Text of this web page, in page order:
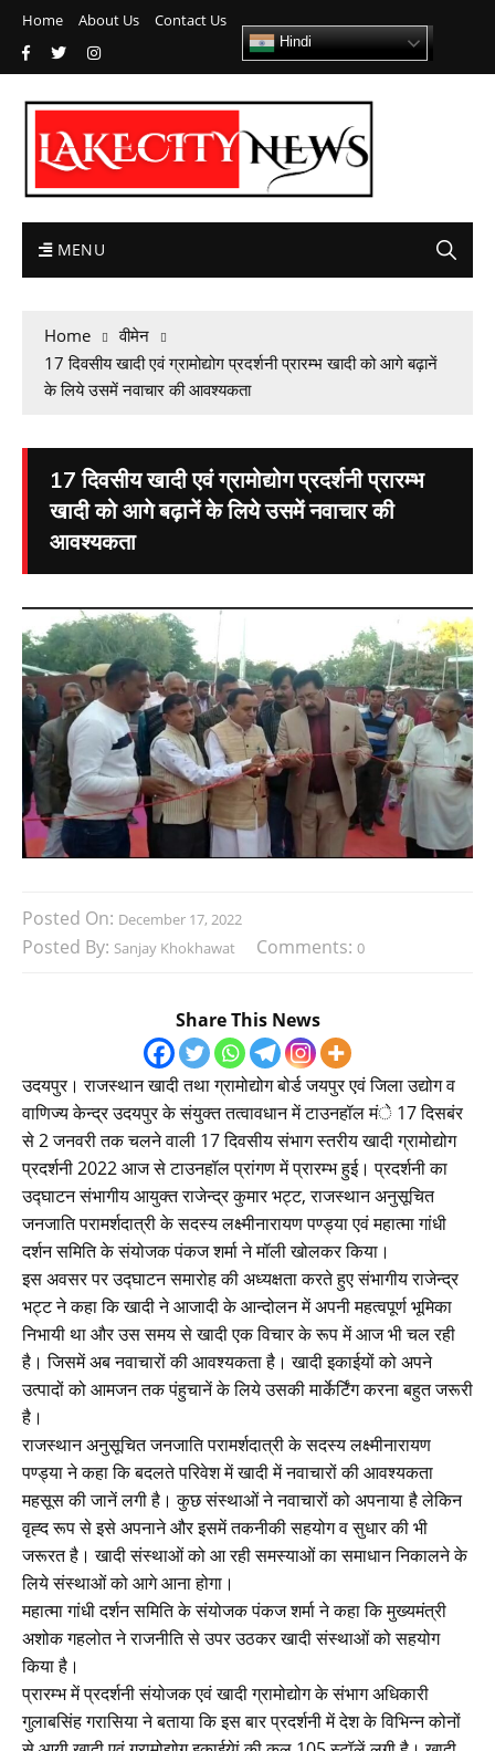
Home About Us Contact Us
Hindi
MENU
Home
वीमेन
17 दिवसीय खादी एवं ग्रामोद्योग प्रदर्शनी प्रारम्भ खादी को आगे बढ़ानें
के लिये उसमें नवाचार की आवश्यकता
17 दिवसीय खादी एवं ग्रामोद्योग प्रदर्शनी प्रारम्भ
खादी को आगे बढ़ानें के लिये उसमें नवाचार की
आवश्यकता
Posted On: December 17, 2022
Posted By: Sanjay Khokhawat Comments: 0
Share This News
उदयपुर। राजस्थान खादी तथा ग्रामोद्योग बोर्ड जयपुर एवं जिला उद्योग व
वाणिज्य केन्द्र उदयपुर के संयुक्त तत्वावधान में टाउनहॉल मंे 17 दिसबंर
से 2 जनवरी तक चलने वाली 17 दिवसीय संभाग स्तरीय खादी ग्रामोद्योग
प्रदर्शनी 2022 आज से टाउनहॉल प्रांगण में प्रारम्भ हुई। प्रदर्शनी का
उद्घाटन संभागीय आयुक्त राजेन्द्र कुमार भट्ट, राजस्थान अनुसूचित
जनजाति परामर्शदात्री के सदस्य लक्ष्मीनारायण पण्ड्या एवं महात्मा गांधी
दर्शन समिति के संयोजक पंकज शर्मा ने मॉली खोलकर किया।
इस अवसर पर उद्घाटन समारोह की अध्यक्षता करते हुए संभागीय राजेन्द्र
भट्ट ने कहा कि खादी ने आजादी के आन्दोलन में अपनी महत्वपूर्ण भूमिका
निभायी था और उस समय से खादी एक विचार के रूप में आज भी चल रही
है। जिसमें अब नवाचारों की आवश्यकता है। खादी इकाईयों को अपने
उत्पादों को आमजन तक पंहुचानें के लिये उसकी मार्केर्टिंग करना बहुत जरूरी
है।
राजस्थान अनुसूचित जनजाति परामर्शदात्री के सदस्य लक्ष्मीनारायण
पण्ड्या ने कहा कि बदलते परिवेश में खादी में नवाचारों की आवश्यकता
महसूस की जानें लगी है। कुछ संस्थाओं ने नवाचारों को अपनाया है लेकिन
वृह्द रूप से इसे अपनाने और इसमें तकनीकी सहयोग व सुधार की भी
जरूरत है। खादी संस्थाओं को आ रही समस्याओं का समाधान निकालने के
लिये संस्थाओं को आगे आना होगा।
महात्मा गांधी दर्शन समिति के संयोजक पंकज शर्मा ने कहा कि मुख्यमंत्री
अशोक गहलोत ने राजनीति से उपर उठकर खादी संस्थाओं को सहयोग
किया है।
प्रारम्भ में प्रदर्शनी संयोजक एवं खादी ग्रामोद्योग के संभाग अधिकारी
गुलाबसिंह गरासिया ने बताया कि इस बार प्रदर्शनी में देश के विभिन्न कोनों